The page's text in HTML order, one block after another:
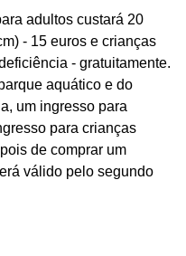
adultos custará 20
- 15 euros e crianças
- gratuitamente.
aquático e do
um ingresso para
para crianças
de comprar um
válido pelo segundo